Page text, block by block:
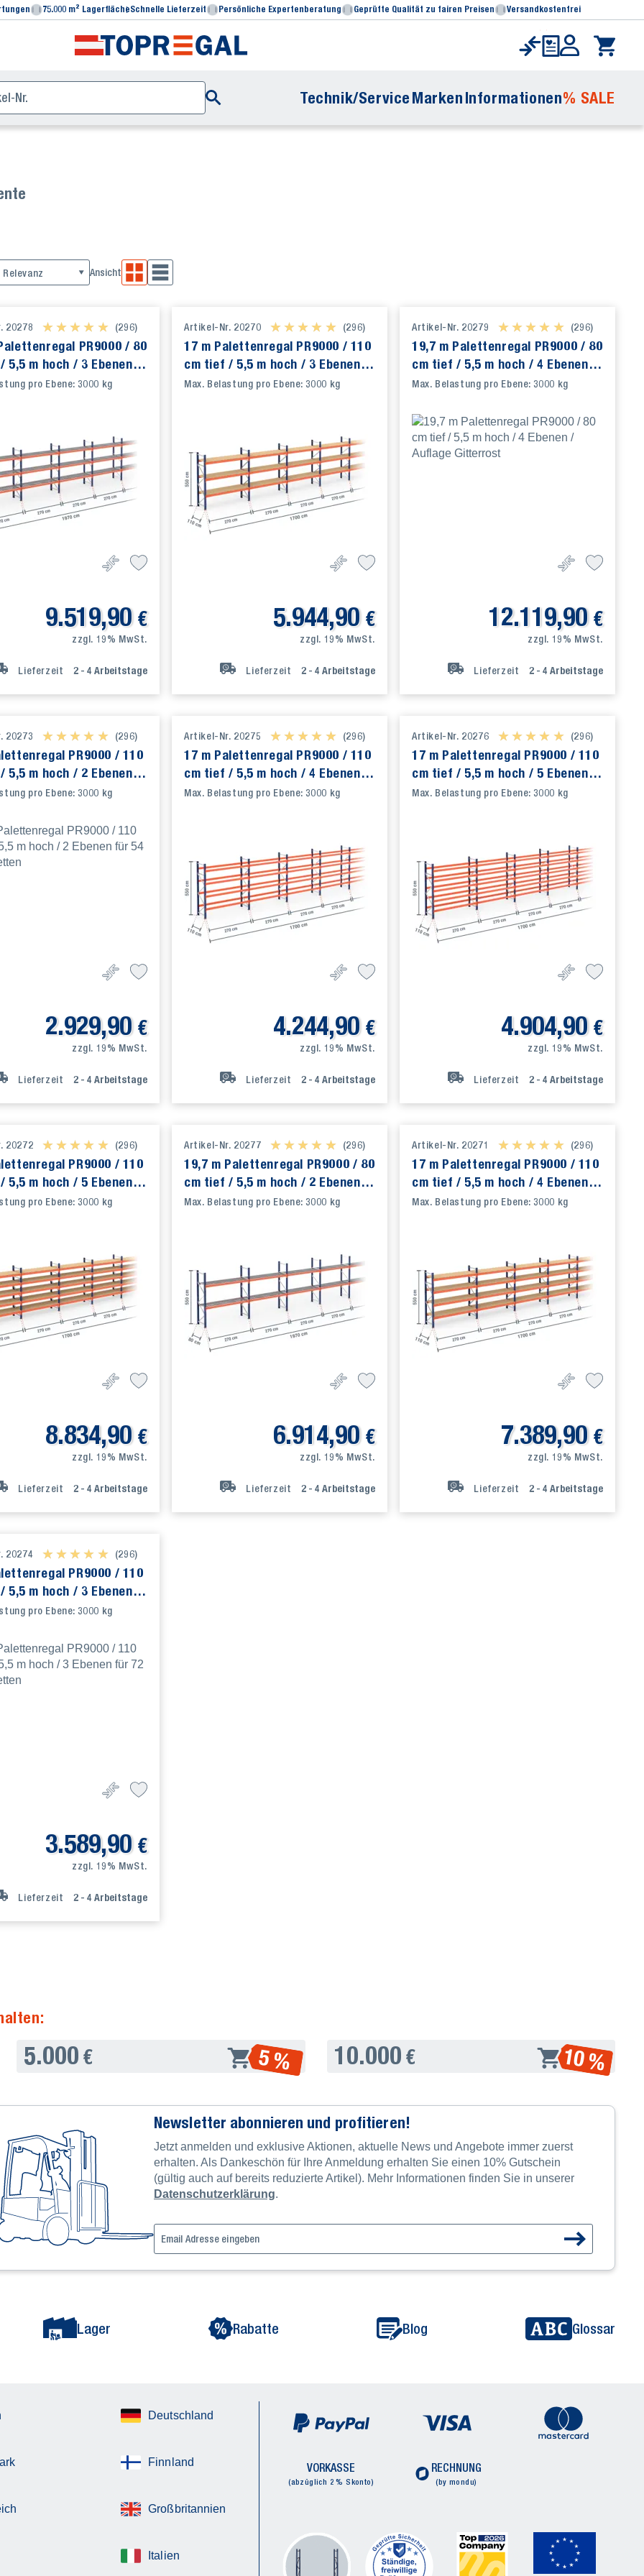
75.000 m² LagerflächeSchnelle Lieferzeit Persönliche Expertenberatung Geprüfte Qualität zu fairen Preisen Versandkostenfrei
Technik/ServiceMarkenInformationen% SALE
Relevanz Ansicht
20278 ★ ★ ★ ★ ★
★ ★ ★ ★ ★ (296)
PR9000 / 80
5,5 m hoch / 3 Ebenen /
Gitterrost
pro Ebene: 3000 kg
9.519,90 €
zzgl. 19% MwSt.
Lieferzeit 2 - 4 Arbeitstage
Artikel-Nr. 20270 ★ ★ ★ ★ ★
★ ★ ★ ★ ★ (296)
17 m Palettenregal PR9000 / 110
cm tief / 5,5 m hoch / 3 Ebenen /
Auflage Holz
Max. Belastung pro Ebene: 3000 kg
5.944,90 €
zzgl. 19% MwSt.
Lieferzeit 2 - 4 Arbeitstage
Artikel-Nr. 20279 ★ ★ ★ ★ ★
★ ★ ★ ★ ★ (296)
19,7 m Palettenregal PR9000 / 80
cm tief / 5,5 m hoch / 4 Ebenen /
Auflage Gitterrost
Max. Belastung pro Ebene: 3000 kg
12.119,90 €
zzgl. 19% MwSt.
Lieferzeit 2 - 4 Arbeitstage
20273 ★ ★ ★ ★ ★
★ ★ ★ ★ ★ (296)
PR9000 / 110
5,5 m hoch / 2 Ebenen
pro Ebene: 3000 kg
2.929,90 €
zzgl. 19% MwSt.
Lieferzeit 2 - 4 Arbeitstage
Artikel-Nr. 20275 ★ ★ ★ ★ ★
★ ★ ★ ★ ★ (296)
17 m Palettenregal PR9000 / 110
cm tief / 5,5 m hoch / 4 Ebenen
für 90 Europaletten
Max. Belastung pro Ebene: 3000 kg
4.244,90 €
zzgl. 19% MwSt.
Lieferzeit 2 - 4 Arbeitstage
Artikel-Nr. 20276 ★ ★ ★ ★ ★
★ ★ ★ ★ ★ (296)
17 m Palettenregal PR9000 / 110
cm tief / 5,5 m hoch / 5 Ebenen
für 108 Europaletten
Max. Belastung pro Ebene: 3000 kg
4.904,90 €
zzgl. 19% MwSt.
Lieferzeit 2 - 4 Arbeitstage
20272 ★ ★ ★ ★ ★
★ ★ ★ ★ ★ (296)
PR9000 / 110
5,5 m hoch / 5 Ebenen /
pro Ebene: 3000 kg
8.834,90 €
zzgl. 19% MwSt.
Lieferzeit 2 - 4 Arbeitstage
Artikel-Nr. 20277 ★ ★ ★ ★ ★
★ ★ ★ ★ ★ (296)
19,7 m Palettenregal PR9000 / 80
cm tief / 5,5 m hoch / 2 Ebenen /
Auflage Gitterrost
Max. Belastung pro Ebene: 3000 kg
6.914,90 €
zzgl. 19% MwSt.
Lieferzeit 2 - 4 Arbeitstage
Artikel-Nr. 20271 ★ ★ ★ ★ ★
★ ★ ★ ★ ★ (296)
17 m Palettenregal PR9000 / 110
cm tief / 5,5 m hoch / 4 Ebenen /
Auflage Holz
Max. Belastung pro Ebene: 3000 kg
7.389,90 €
zzgl. 19% MwSt.
Lieferzeit 2 - 4 Arbeitstage
20274 ★ ★ ★ ★ ★
★ ★ ★ ★ ★ (296)
PR9000 / 110
5,5 m hoch / 3 Ebenen
pro Ebene: 3000 kg
3.589,90 €
zzgl. 19% MwSt.
Lieferzeit 2 - 4 Arbeitstage
5.000 € 5 % 10.000 € 10 %
Newsletter abonnieren und profitieren!
Jetzt anmelden und exklusive Aktionen, aktuelle News und Angebote immer zuerst
erhalten. Als Dankeschön für Ihre Anmeldung erhalten Sie einen 10% Gutschein
(gültig auch auf bereits reduzierte Artikel). Mehr Informationen finden Sie in unserer
Datenschutzerklärung.
Lager Rabatte Blog Glossar
Deutschland
Finnland
Großbritannien
Italien
VORKASSE
(abzüglich 2 % Skonto)
RECHNUNG
(by mondu)